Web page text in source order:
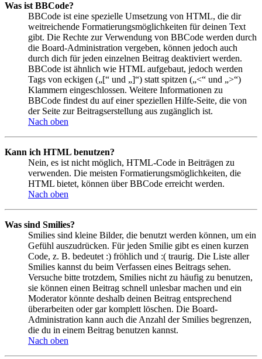
Was ist BBCode?
BBCode ist eine spezielle Umsetzung von HTML, die dir
weitreichende Formatierungsmöglichkeiten für deinen Text
gibt. Die Rechte zur Verwendung von BBCode werden durch
die Board-Administration vergeben, können jedoch auch
durch dich für jeden einzelnen Beitrag deaktiviert werden.
BBCode ist ähnlich wie HTML aufgebaut, jedoch werden
Tags von eckigen („[“ und „]“) statt spitzen („<“ und „>“)
Klammern eingeschlossen. Weitere Informationen zu
BBCode findest du auf einer speziellen Hilfe-Seite, die von
der Seite zur Beitragserstellung aus zugänglich ist.
Nach oben
Kann ich HTML benutzen?
Nein, es ist nicht möglich, HTML-Code in Beiträgen zu
verwenden. Die meisten Formatierungsmöglichkeiten, die
HTML bietet, können über BBCode erreicht werden.
Nach oben
Was sind Smilies?
Smilies sind kleine Bilder, die benutzt werden können, um ein
Gefühl auszudrücken. Für jeden Smilie gibt es einen kurzen
Code, z. B. bedeutet :) fröhlich und :( traurig. Die Liste aller
Smilies kannst du beim Verfassen eines Beitrags sehen.
Versuche bitte trotzdem, Smilies nicht zu häufig zu benutzen,
sie können einen Beitrag schnell unlesbar machen und ein
Moderator könnte deshalb deinen Beitrag entsprechend
überarbeiten oder gar komplett löschen. Die Board-
Administration kann auch die Anzahl der Smilies begrenzen,
die du in einem Beitrag benutzen kannst.
Nach oben